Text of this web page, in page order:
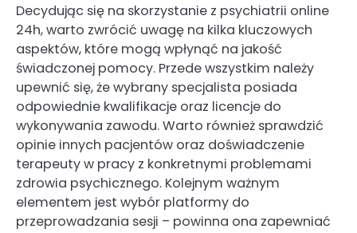
Decydując się na skorzystanie z psychiatrii online
24h, warto zwrócić uwagę na kilka kluczowych
aspektów, które mogą wpłynąć na jakość
świadczonej pomocy. Przede wszystkim należy
upewnić się, że wybrany specjalista posiada
odpowiednie kwalifikacje oraz licencje do
wykonywania zawodu. Warto również sprawdzić
opinie innych pacjentów oraz doświadczenie
terapeuty w pracy z konkretnymi problemami
zdrowia psychicznego. Kolejnym ważnym
elementem jest wybór platformy do
przeprowadzania sesji – powinna ona zapewniać